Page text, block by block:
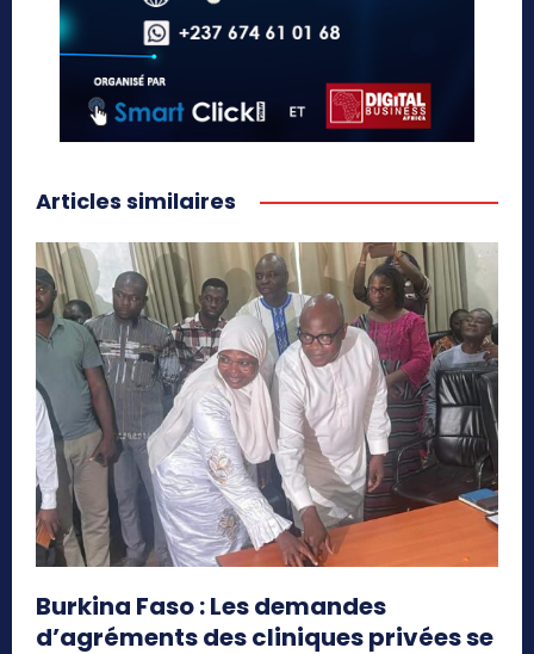
Articles similaires
Burkina Faso : Les demandes
d’agréments des cliniques privées se